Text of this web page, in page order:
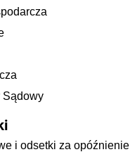
Sądowy
i odsetki za opóźnienie